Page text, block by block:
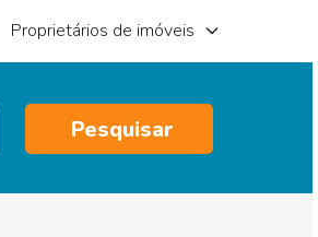
Proprietários de imóveis
Pesquisar